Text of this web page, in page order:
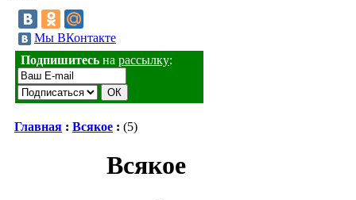
Мы ВКонтакте
Подпишитесь на рассылку:
Главная : Всякое : (5)
Всякое